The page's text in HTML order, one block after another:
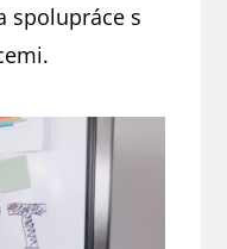
spolupráce s